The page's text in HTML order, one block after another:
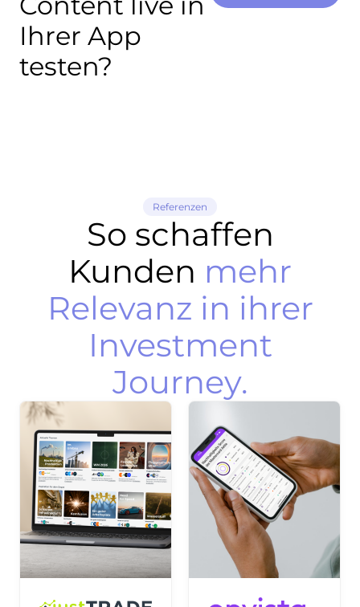
Ihrer App
testen?
Referenzen
So schaffen
Kunden mehr
Relevanz in ihrer
Investment
Journey.